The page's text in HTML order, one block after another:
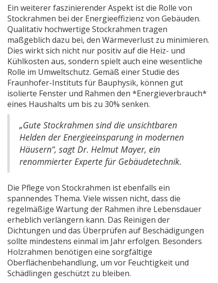
Ein weiterer faszinierender Aspekt ist die Rolle von
Stockrahmen bei der Energieeffizienz von Gebäuden.
Qualitativ hochwertige Stockrahmen tragen
maßgeblich dazu bei, den Wärmeverlust zu minimieren.
Dies wirkt sich nicht nur positiv auf die Heiz- und
Kühlkosten aus, sondern spielt auch eine wesentliche
Rolle im Umweltschutz. Gemäß einer Studie des
Fraunhofer-Instituts für Bauphysik, können gut
isolierte Fenster und Rahmen den *Energieverbrauch*
eines Haushalts um bis zu 30% senken.
„Gute Stockrahmen sind die unsichtbaren
Helden der Energieeinsparung in modernen
Häusern“, sagt Dr. Helmut Mayer, ein
renommierter Experte für Gebäudetechnik.
Die Pflege von Stockrahmen ist ebenfalls ein
spannendes Thema. Viele wissen nicht, dass die
regelmäßige Wartung der Rahmen ihre Lebensdauer
erheblich verlängern kann. Das Reinigen der
Dichtungen und das Überprüfen auf Beschädigungen
sollte mindestens einmal im Jahr erfolgen. Besonders
Holzrahmen benötigen eine sorgfältige
Oberflächenbehandlung, um vor Feuchtigkeit und
Schädlingen geschützt zu bleiben.